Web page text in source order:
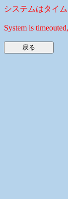
システムはタイ
System is